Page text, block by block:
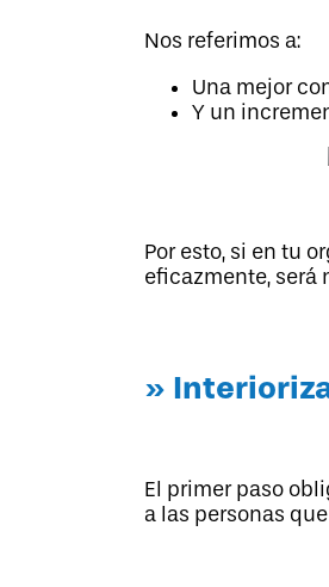
Nos referimos a:
Una mejor
Y un
Por esto, si en tu
eficazmente, será
»
El primer paso
a las personas